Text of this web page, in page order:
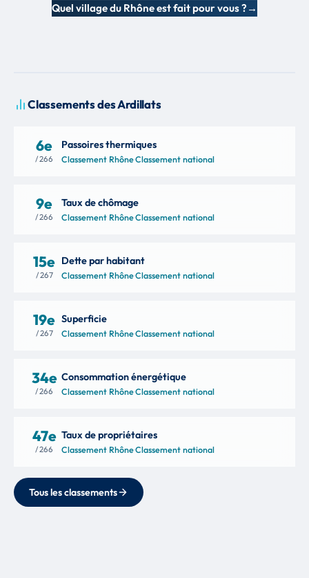
Quel village du Rhône est fait pour vous ? →
Classements des Ardillats
6e
/ 266
Passoires thermiques
Classement Rhône·Classement national
9e
/ 266
Taux de chômage
Classement Rhône·Classement national
15e
/ 267
Dette par habitant
Classement Rhône·Classement national
19e
/ 267
Superficie
Classement Rhône·Classement national
34e
/ 266
Consommation énergétique
Classement Rhône·Classement national
47e
/ 266
Taux de propriétaires
Classement Rhône·Classement national
Tous les classements